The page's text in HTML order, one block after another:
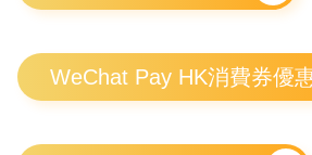
WeChat Pay HK消費券優